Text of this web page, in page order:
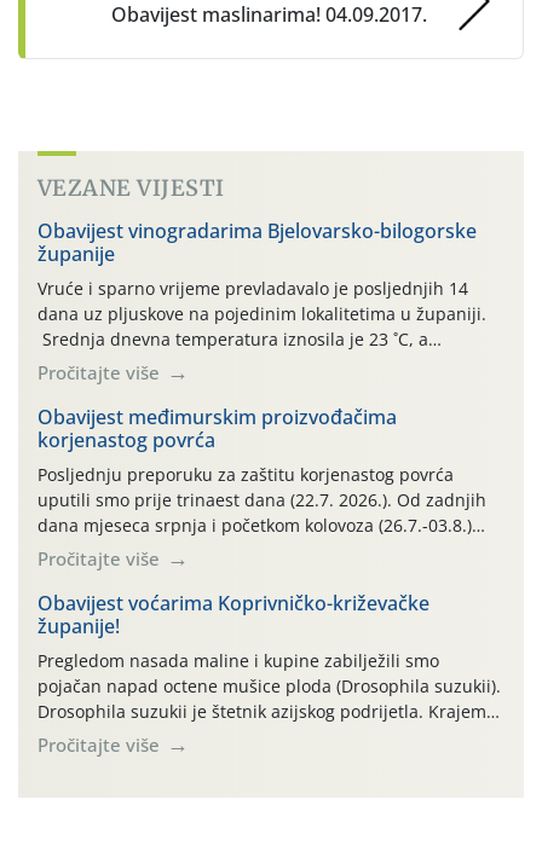
Obavijest maslinarima! 04.09.2017.
VEZANE VIJESTI
Obavijest vinogradarima Bjelovarsko-bilogorske
županije
Vruće i sparno vrijeme prevladavalo je posljednjih 14
dana uz pljuskove na pojedinim lokalitetima u županiji.
Srednja dnevna temperatura iznosila je 23 ˚C, a
maksimalne su posljednjih dana dosezale do 35 ˚C.
Simptome plamenjače vinove loze (Plasmoparas
viticola) vidljivi su na zapercima i vršnom mladom lišću.
Kako bi i dalje održali zdravu lisnu masu u zaštiti je
moguće […]
Pročitajte više
Obavijest međimurskim proizvođačima
korjenastog povrća
Posljednju preporuku za zaštitu korjenastog povrća
uputili smo prije trinaest dana (22.7. 2026.). Od zadnjih
dana mjeseca srpnja i početkom kolovoza (26.7.-03.8.)
traje izuzetno nepovoljno meteorološko razdoblje za rast
i razvoj korjenastog povrća: najviše dnevne temperature
zraka zadnjih su devet dana u rasponu 30,7°-38,0°C!
Drugi ovogodišnji “toplinski udar” naročito je izražen
zadnja četiri dana (31.7.-03.8.), […]
Pročitajte više
Obavijest voćarima Koprivničko-križevačke
županije!
Pregledom nasada maline i kupine zabilježili smo
pojačan napad octene mušice ploda (Drosophila suzukii).
Drosophila suzukii je štetnik azijskog podrijetla. Krajem
2010. godine prvi puta je registriran u Hrvatskoj, a u
rujnu 2016. godine na našem su području zabilježene
Pročitajte više